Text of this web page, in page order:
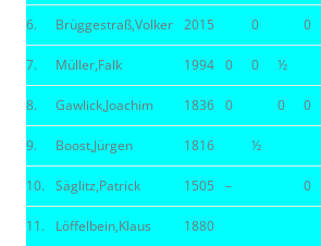
6. Brüggestraß,Volker 2015 0 0
7. Müller,Falk 1994 0 0 ½
8. Gawlick,Joachim 1836 0 0 0
9. Boost,Jürgen 1816 ½
10. Säglitz,Patrick 1505 – 0
11. Löffelbein,Klaus 1880